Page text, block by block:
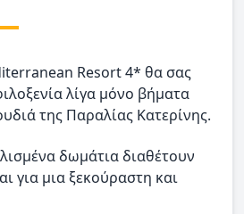
Resort 4* θα σας
λίγα μόνο βήματα
της Παραλίας Κατερίνης.
δωμάτια διαθέτουν
για μια ξεκούραστη και